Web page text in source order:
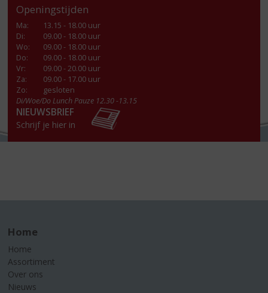
Openingstijden
Ma:
13.15 - 18.00 uur
Di:
09.00 - 18.00 uur
Wo:
09.00 - 18.00 uur
Do:
09.00 - 18.00 uur
Vr:
09.00 - 20.00 uur
Za:
09.00 - 17.00 uur
Zo:
gesloten
Di/Woe/Do Lunch Pauze 12.30 -13.15
NIEUWSBRIEF
Schrijf je hier in
Home
Home
Assortiment
Over ons
Nieuws